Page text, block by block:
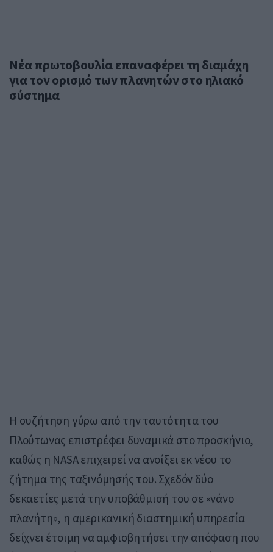
Νέα πρωτοβουλία επαναφέρει τη διαμάχη
για τον ορισμό των πλανητών στο ηλιακό
σύστημα
Η συζήτηση γύρω από την ταυτότητα του
Πλούτωνας επιστρέφει δυναμικά στο προσκήνιο,
καθώς η NASAεπιχειρεί να ανοίξει εκ νέου το
ζήτημα της ταξινόμησής του. Σχεδόν δύο
δεκαετίες μετά την υποβάθμισή του σε «νάνο
πλανήτη», η αμερικανική διαστημική υπηρεσία
δείχνει έτοιμη να αμφισβητήσει την απόφαση που